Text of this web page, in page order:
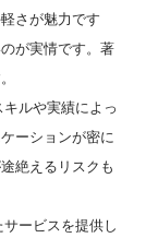
さが魅力です
が実情です。著
ルや実績によっ
ーションが密に
絶えるリスクも
ービスを提供し